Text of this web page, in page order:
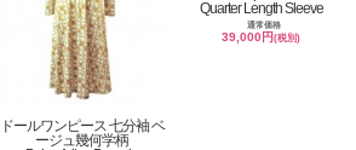
ドールワンピース 七分袖 ベ
ージュ幾何学柄
Quarter Length Sleeve
通常価格
39,000円(税別)